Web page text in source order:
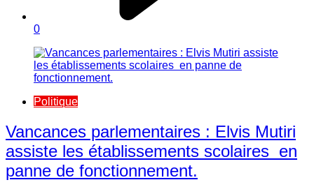
0
Politique
Vancances parlementaires : Elvis Mutiri
assiste les établissements scolaires en
panne de fonctionnement.